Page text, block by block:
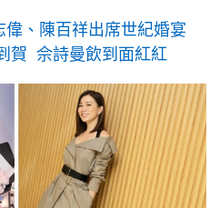
偉、陳百祥出席世紀婚宴
賀 佘詩曼飲到面紅紅